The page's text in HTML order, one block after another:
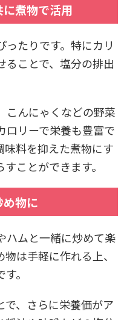
煮物で活用
たりです。特にカリ
ることで、塩分の排出
こんにゃくなどの野菜
ロリーで栄養も豊富で
味料を抑えた煮物にす
ことができます。
物に
ハムと一緒に炒めて楽
は手軽に作れる上、
。
で、さらに栄養価がア